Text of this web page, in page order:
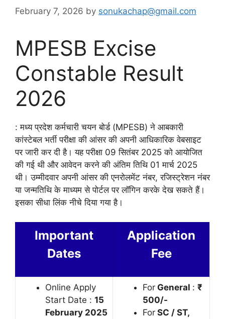
February 7, 2026 by sonukachap@gmail.com
MPESB Excise
Constable Result
2026
: मध्य प्रदेश कर्मचारी चयन बोर्ड (MPESB) ने आबकारी
कांस्टेबल भर्ती परीक्षा की आंसर की अपनी आधिकारिक वेबसाइट
पर जारी कर दी है। यह परीक्षा 09 सितंबर 2025 को आयोजित
की गई थी और आवेदन करने की अंतिम तिथि 01 मार्च 2025
थी। उम्मीदवार अपनी आंसर की एनरोलमेंट नंबर, रजिस्ट्रेशन नंबर
या जन्मतिथि के माध्यम से पोर्टल पर लॉगिन करके देख सकते हैं।
इसका सीधा लिंक नीचे दिया गया है।
Important
Dates
Application
Fee
Online Apply
Start Date : 15
February 2025
For General : ₹
500/-
For SC / ST,